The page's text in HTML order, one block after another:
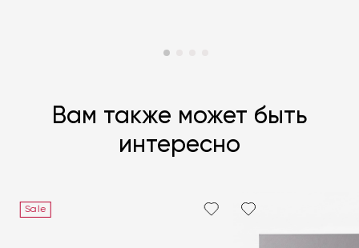
Вам также может быть
интересно
Sale